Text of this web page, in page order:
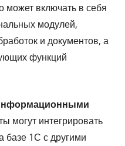
может включать в себя
модулей,
и документов, а
функций
могут интегрировать
базе 1С с другими